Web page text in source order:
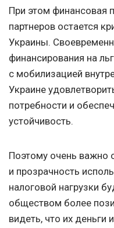
При этом финансовая
партнеров остается
Украины.
финансирования на
с мобилизацией
Украине
потребности и
устойчивость.
Поэтому очень важно
и прозрачность
налоговой нагрузки
обществом более
видеть, что их деньги